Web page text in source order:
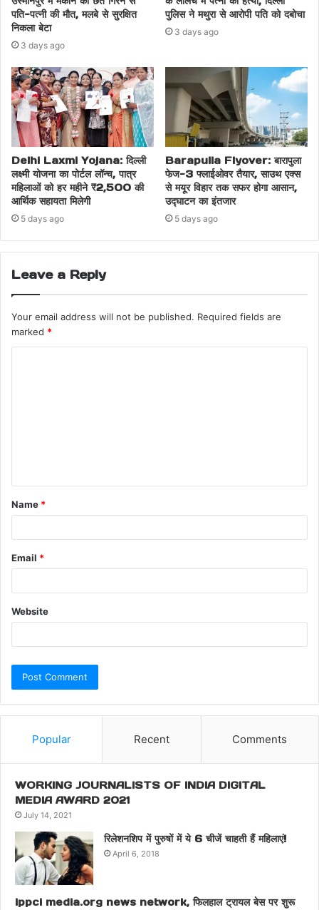
पति-पत्नी की मौत, मलबे से सुरक्षित
निकला बेटा
3 days ago
पुलिस ने मथुरा से आरोपी पति को दबोचा
3 days ago
Delhi Laxmi Yojana: दिल्ली
लक्ष्मी योजना का पोर्टल लॉन्च, पात्र
महिलाओं को हर महीने ₹2,500 की
आर्थिक सहायता मिलेगी
5 days ago
Barapulla Flyover: बारापुला
फेज-3 फ्लाईओवर तैयार, साउथ एक्स
से मयूर विहार तक सफर होगा आसान,
उद्घाटन का इंतजार
5 days ago
Leave a Reply
Your email address will not be published. Required fields are
marked *
Name *
Email *
Website
Popular Recent Comments
WORKING JOURNALISTS OF INDIA DIGITAL
MEDIA AWARD 2021
July 14, 2021
रिलेशनशिप में पुरुषों में ये 6 चीजें चाहती हैं महिलाएं!
April 6, 2018
ippci media.org news network, फिलहाल ट्रायल बेस पर शुरू